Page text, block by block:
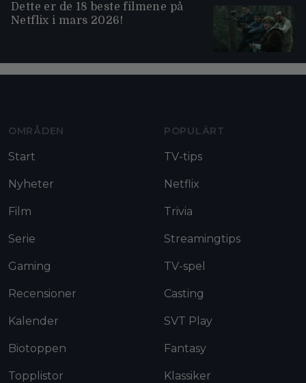
Dette er de 18 beste filmene på
Netflix i mars 2026!
OMRÅDEN
Start
Nyheter
Film
Serie
Gaming
Recensioner
Kalender
Biotoppen
Topplistor
POPULÄRT
TV-tips
Netflix
Trivia
Streamingtips
TV-spel
Casting
SVT Play
Fantasy
Klassiker